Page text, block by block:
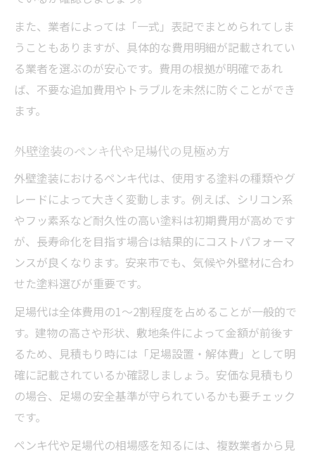
また、業者によっては「一式」表記でまとめられてしま
うこともありますが、具体的な費用明細が記載されてい
る業者を選ぶのが安心です。費用の根拠が明確であれ
ば、不要な追加費用やトラブルを未然に防ぐことができ
ます。
外壁塗装のペンキ代や足場代の見極め方
外壁塗装におけるペンキ代は、使用する塗料の種類やグ
レードによって大きく変動します。例えば、シリコン系
やフッ素系など耐久性の高い塗料は初期費用が高めです
が、長寿命化を目指す場合は結果的にコストパフォーマ
ンスが良くなります。安来市でも、気候や外壁材に合わ
せた塗料選びが重要です。
足場代は全体費用の1〜2割程度を占めることが一般的で
す。建物の高さや形状、敷地条件によって金額が前後す
るため、見積もり時には「足場設置・解体費」として明
確に記載されているか確認しましょう。安価な見積もり
の場合、足場の安全基準が守られているかも要チェック
です。
ペンキ代や足場代の相場感を知るには、複数業者から見